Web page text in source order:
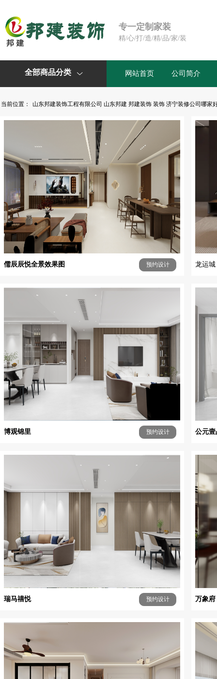
专一定制家装
精/心/打/造/精/品/家/装
全部商品分类  网站首页 公司简介
当前位置： 山东邦建装饰工程有限公司 山东邦建 邦建装饰 装饰 济宁装修公司哪家
儒辰辰悦全景效果图 预约设计 龙运城
博观锦里 预约设计 公元壹
瑞马禧悦 预约设计 万象府